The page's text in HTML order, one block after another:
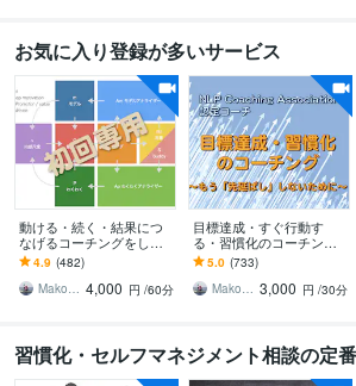
お気に入り登録が多いサービス
動ける・続く・結果につ
なげるコーチングをしま
す ライフコーチ・行動支
援と伴走・習慣化【初回
専用】
4.9 (482)
Makoto Mishina（三品 誠） 4,000 円 /60分
目標達成・すぐ行動す
る・習慣化のコーチング
をします ライフコーチ・
エグゼクティブコーチン
グ・すぐやる【２回
5.0 (733)
Makoto Mishina（三品 誠） 3,000 円 /30分
習慣化・セルフマネジメント相談の定